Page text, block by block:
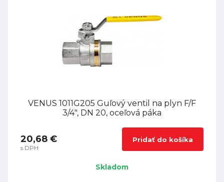
VENUS 1011G205 Guľový ventil na plyn F/F
3/4", DN 20, oceľová páka
20,68 €
s DPH
Pridať do košíka
Skladom